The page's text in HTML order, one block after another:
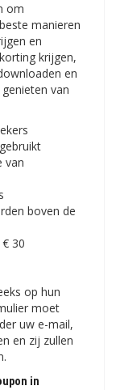
om
manieren
en
krijgen,
en
van
van
boven de
30
op hun
moet
uw e-mail,
en zij zullen
in